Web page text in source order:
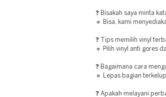
❓ Bisakah saya minta
🔹 Bisa, kami
❓ Tips memilih vinyl
🔹 Pilih vinyl anti gores
❓ Bagaimana cara
🔹 Lepas bagian
❓ Apakah melayani